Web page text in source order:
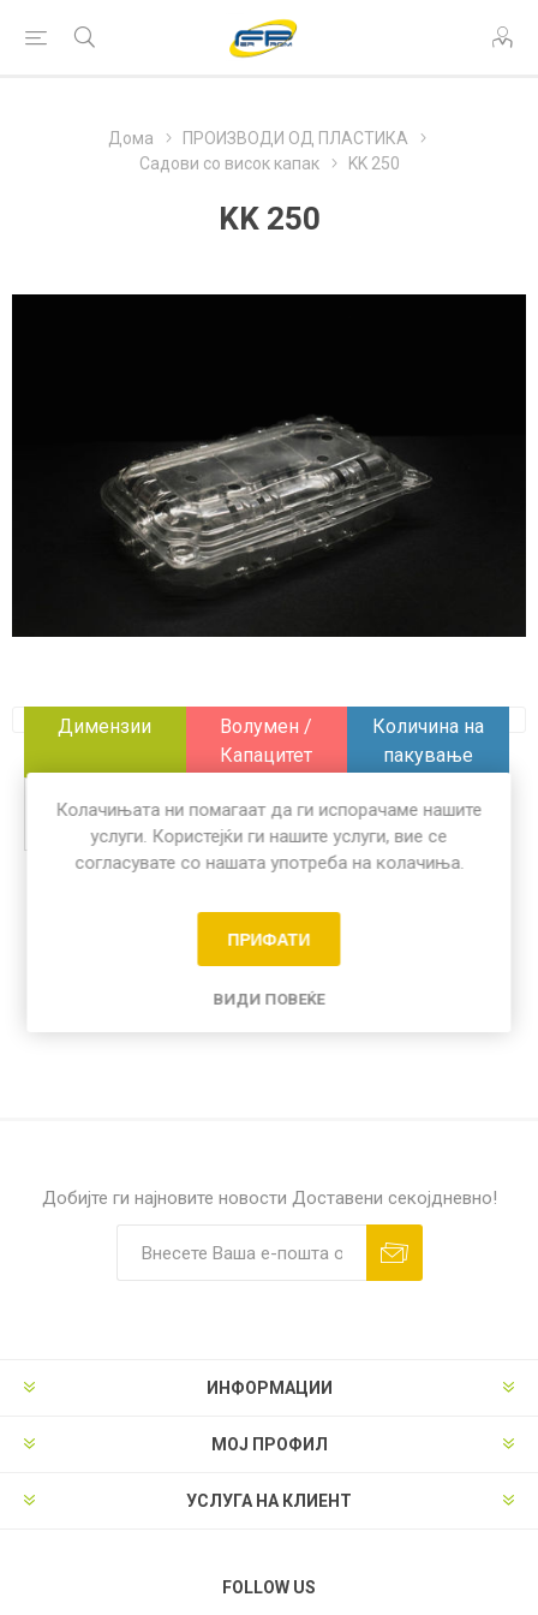
Дома
ПРОИЗВОДИ ОД ПЛАСТИКА
Садови со висок капак
KK 250
KK 250
Димензии
Волумен /
Капацитет
Количина на
пакување
185 x 115 mm x 100 пар
Добијте ги најновите новости Доставени секојдневно!
ИНФОРМАЦИИ
МОЈ ПРОФИЛ
УСЛУГА НА КЛИЕНТ
FOLLOW US
Колачињата ни помагаат да ги испорачаме нашите
услуги. Користејќи ги нашите услуги, вие се
согласувате со нашата употреба на колачиња.
ПРИФАТИ
ВИДИ ПОВЕЌЕ